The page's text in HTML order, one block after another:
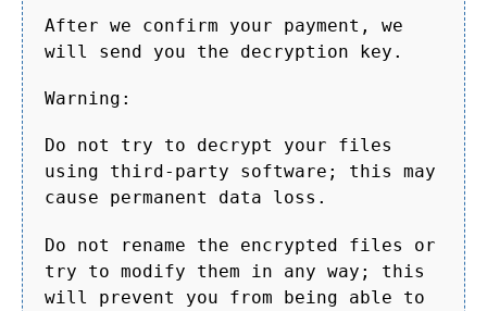
After we confirm your payment, we
will send you the decryption key.
Warning:
Do not try to decrypt your files
using third-party software; this may
cause permanent data loss.
Do not rename the encrypted files or
try to modify them in any way; this
will prevent you from being able to